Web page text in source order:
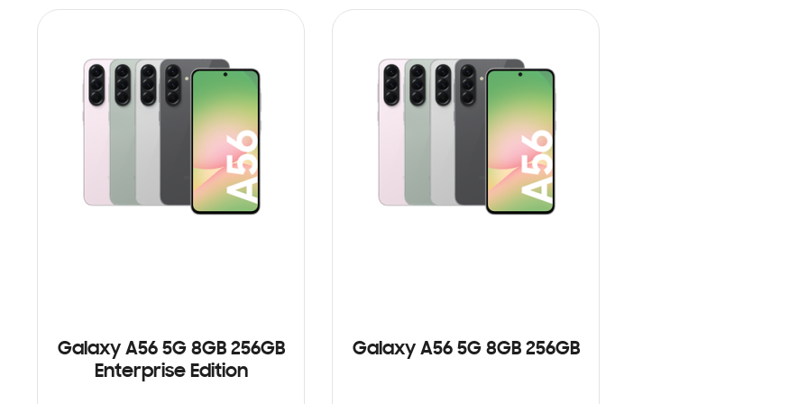
Galaxy A56 5G 8GB 256GB
Enterprise Edition
Galaxy A56 5G 8GB 256GB